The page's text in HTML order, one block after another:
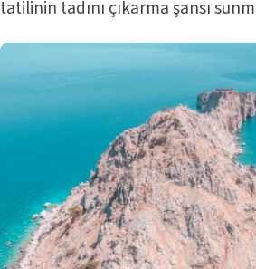
tatilinin tadını çıkarma şansı